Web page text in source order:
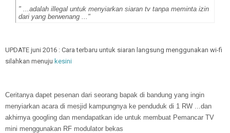
" ...adalah illegal untuk menyiarkan siaran tv tanpa meminta izin
dari yang berwenang ..."
UPDATE juni 2016 : Cara terbaru untuk siaran langsung menggunakan wi-fi
silahkan menuju kesini
Ceritanya dapet pesenan dari seorang bapak di bandung yang ingin
menyiarkan acara di mesjid kampungnya ke penduduk di 1 RW ...dan
akhirnya googling dan mendapatkan ide untuk membuat Pemancar TV
mini menggunakan RF modulator bekas